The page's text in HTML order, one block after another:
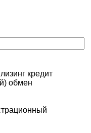
лизинг кредит
обмен